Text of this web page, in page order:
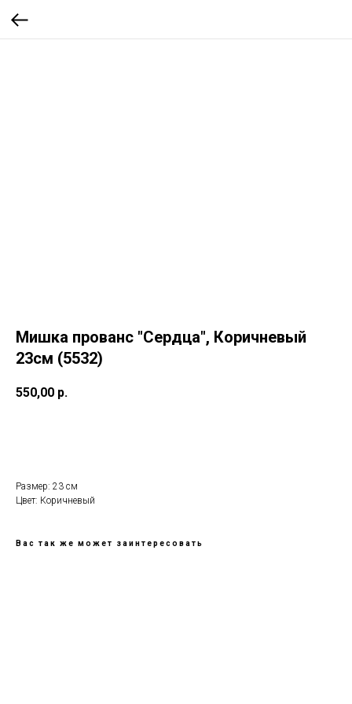
Мишка прованс "Сердца", Коричневый
23см (5532)
550,00 р.
Размер: 23 см
Цвет: Коричневый
Вас так же может заинтересовать